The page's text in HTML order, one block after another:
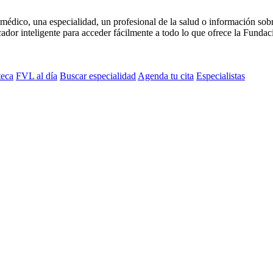
una especialidad, un profesional de la salud o información
inteligente para acceder fácilmente a todo lo que ofrece la
FVL al día Buscar especialidad Agenda tu cita Especialistas